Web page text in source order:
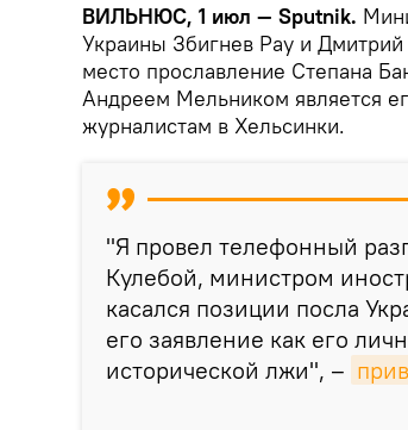
ВИЛЬНЮС, 1 июл — Sputnik.
Украины Збигнев Рау и
место прославление Степана
Андреем Мельником является
журналистам в Хельсинки.
"Я провел телефонный
Кулебой, министром
касался позиции посла
его заявление как его
исторической лжи", –